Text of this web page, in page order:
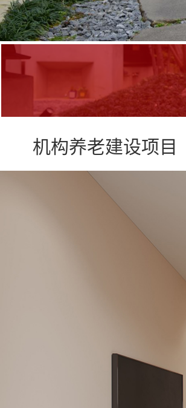
机构养老建设项目